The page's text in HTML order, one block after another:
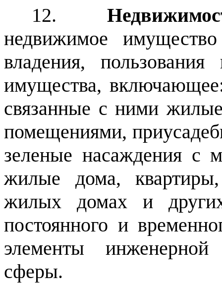
12.
недвижимое
владения,
имущества,
связанные с ними
помещениями,
зеленые насаждения с
жилые дома,
жилых домах и
постоянного и
элементы
сферы.